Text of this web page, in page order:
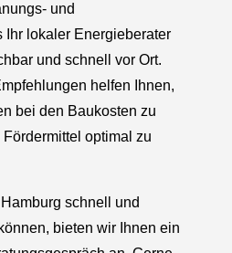
und
Ihr lokaler Energieberater
und schnell vor Ort.
helfen Ihnen,
bei den Baukosten zu
optimal zu
schnell und
bieten wir Ihnen ein